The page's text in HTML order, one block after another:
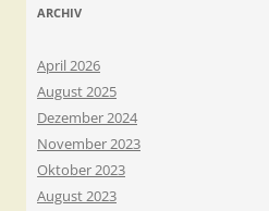
ARCHIV
April 2026
August 2025
Dezember 2024
November 2023
Oktober 2023
August 2023